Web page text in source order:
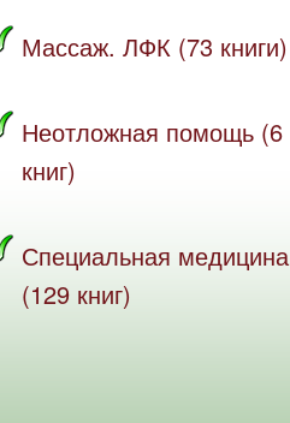
Массаж. ЛФК (73 книги)
Неотложная помощь (6
книг)
Специальная медицина
(129 книг)